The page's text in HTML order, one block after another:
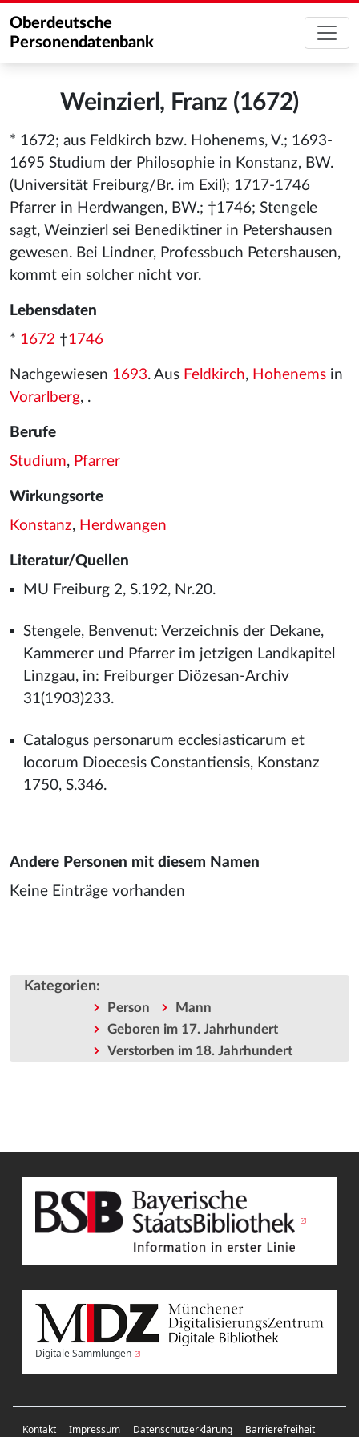
Oberdeutsche
Personendatenbank
Weinzierl, Franz (1672)
* 1672; aus Feldkirch bzw. Hohenems, V.; 1693-
1695 Studium der Philosophie in Konstanz, BW.
(Universität Freiburg/Br. im Exil); 1717-1746
Pfarrer in Herdwangen, BW.; †1746; Stengele
sagt, Weinzierl sei Benediktiner in Petershausen
gewesen. Bei Lindner, Professbuch Petershausen,
kommt ein solcher nicht vor.
Lebensdaten
* 1672 †1746
Nachgewiesen 1693. Aus Feldkirch, Hohenems in
Vorarlberg, .
Berufe
Studium, Pfarrer
Wirkungsorte
Konstanz, Herdwangen
Literatur/Quellen
MU Freiburg 2, S.192, Nr.20.
Stengele, Benvenut: Verzeichnis der Dekane,
Kammerer und Pfarrer im jetzigen Landkapitel
Linzgau, in: Freiburger Diözesan-Archiv
31(1903)233.
Catalogus personarum ecclesiasticarum et
locorum Dioecesis Constantiensis, Konstanz
1750, S.346.
Andere Personen mit diesem Namen
Keine Einträge vorhanden
Kategorien:
Person
Mann
Geboren im 17. Jahrhundert
Verstorben im 18. Jahrhundert
Digitale Sammlungen
Kontakt Impressum Datenschutzerklärung Barrierefreiheit